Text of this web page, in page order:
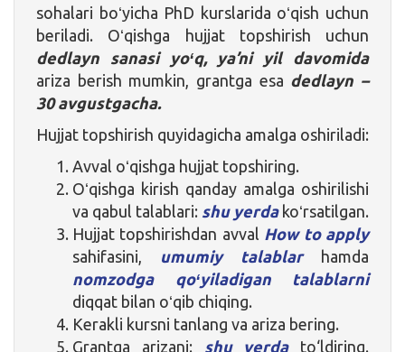
sohalari boʻyicha PhD kurslarida oʻqish uchun
beriladi. Oʻqishga hujjat topshirish uchun
dedlayn sanasi yoʻq, ya’ni yil davomida
ariza berish mumkin, grantga esa dedlayn –
30 avgustgacha.
Hujjat topshirish quyidagicha amalga oshiriladi:
Avval oʻqishga hujjat topshiring.
Oʻqishga kirish qanday amalga oshirilishi
va qabul talablari: shu yerdakoʻrsatilgan.
Hujjat topshirishdan avval How to apply
sahifasini, umumiy talablarhamda
nomzodga qoʻyiladigan talablarni
diqqat bilan oʻqib chiqing.
Kerakli kursni tanlang va ariza bering.
Grantga arizani: shu yerdato‘ldiring.